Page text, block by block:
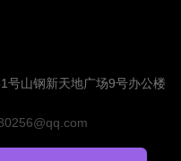
号山钢新天地广场9号办公楼